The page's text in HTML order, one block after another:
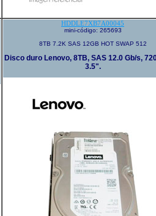
HDDLE7XB7A00045
mini-código: 265693
8TB 7.2K SAS 12GB HOT SWAP 512
Disco duro Lenovo, 8TB, SAS 12.0 Gb/s,
3.5".